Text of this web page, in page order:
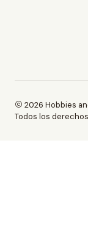
2026 Hobbies
Todos los